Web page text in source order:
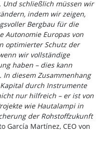
schließlich müssen wir
indem wir zeigen,
Bergbau für die
Autonomie Europas von
optimierter Schutz der
wir vollständige
haben – dies kann
diesem Zusammenhang
durch Instrumente
nur hilfreich – er ist von
wie Hautalampi in
der Rohstoffzukunft
García Martínez, CEO von